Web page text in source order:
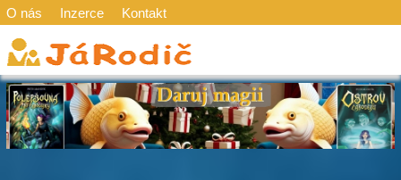
O nás Inzerce Kontakt